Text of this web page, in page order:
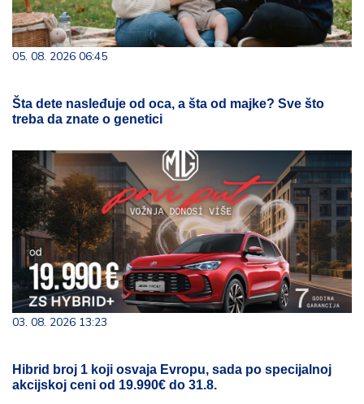
05. 08. 2026 06:45
Šta dete nasleđuje od oca, a šta od majke? Sve što
treba da znate o genetici
03. 08. 2026 13:23
Hibrid broj 1 koji osvaja Evropu, sada po specijalnoj
akcijskoj ceni od 19.990€ do 31.8.